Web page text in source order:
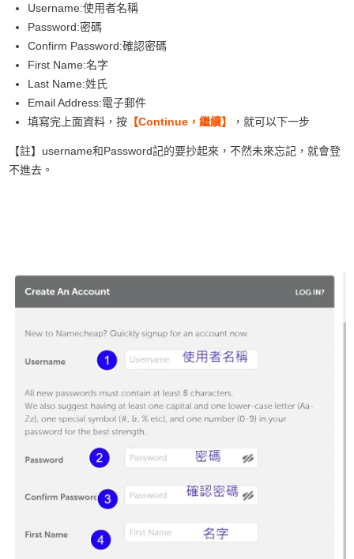
Username:使用者名稱
Password:密碼
Confirm Password:確認密碼
First Name:名字
Last Name:姓氏
Email Address:電子郵件
填寫完上面資料，按 【Continue，繼續】 ，就可以下一步
【註】username和Password記的要抄起來，不然未來忘記，就會登
不進去。